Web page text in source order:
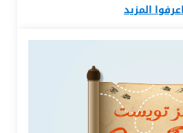
المزيد